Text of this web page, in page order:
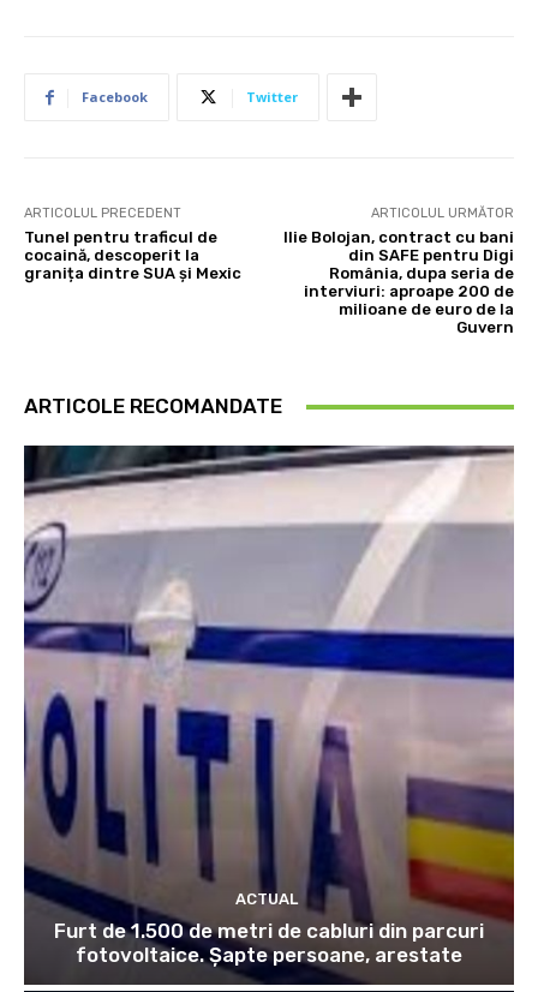
Facebook Twitter
ARTICOLUL PRECEDENT
Tunel pentru traficul de
cocaină, descoperit la
granița dintre SUA și Mexic
ARTICOLUL URMĂTOR
Ilie Bolojan, contract cu bani
din SAFE pentru Digi
România, dupa seria de
interviuri: aproape 200 de
milioane de euro de la
Guvern
ARTICOLE RECOMANDATE
ACTUAL
Furt de 1.500 de metri de cabluri din parcuri
fotovoltaice. Șapte persoane, arestate